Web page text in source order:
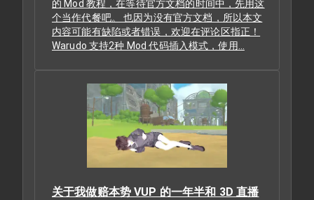
的 Mod 教程，在等待官方文档的时间中，先用这
个当作代餐吧。 也因为没有官方文档，所以本文
内容可能有缺陷或者错误，欢迎在评论区指正！
Warudo 支持2种 Mod 代码插入模式，使用…
关于我做赔本势 VUP 的一年半和 3D 直播